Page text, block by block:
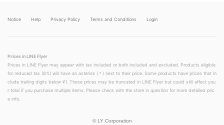
Notice Help Privacy Policy Terms and Conditions Login
Prices in LINE Flyer
Prices in LINE Flyer may appear with tax included or both included and excluded. Products eligible
for reduced tax (8%) will have an asterisk (＊) next to their price. Some products have prices that in
clude trailing digits below ¥1. These prices may be truncated in LINE Flyer but could still affect you
r total if you purchase multiple items. Please check with the store in question for more detailed pric
e info.
© LY Corporation